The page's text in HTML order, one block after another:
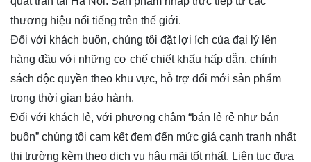
thương hiệu nổi tiếng trên thế giới.
Đối với khách buôn, chúng tôi đặt lợi ích của đại lý lên
hàng đầu với những cơ chế chiết khấu hấp dẫn, chính
sách độc quyền theo khu vực, hỗ trợ đổi mới sản phẩm
trong thời gian bảo hành.
Đối với khách lẻ, với phương châm “bán lẻ rẻ như bán
buôn” chúng tôi cam kết đem đến mức giá cạnh tranh nhất
thị trường kèm theo dịch vụ hậu mãi tốt nhất. Liên tục đưa